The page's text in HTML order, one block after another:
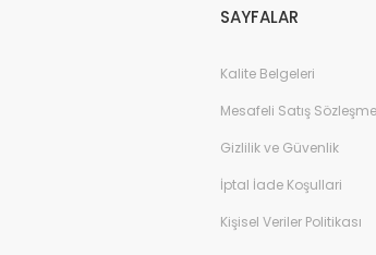
SAYFALAR
Kalite Belgeleri
Mesafeli Satış
Gizlilik ve Güvenlik
İptal İade Koşullari
Kişisel Veriler Politikası